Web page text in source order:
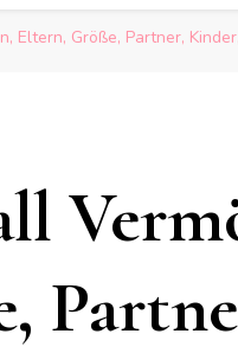
Eltern, Größe, Partner,